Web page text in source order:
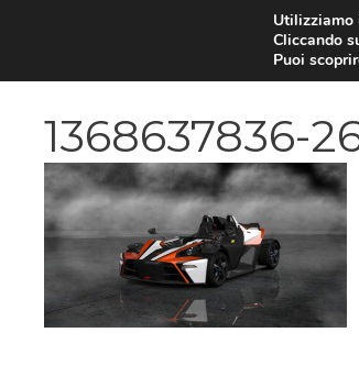
1368637836-
Utilizziamo
Cliccando
Puoi